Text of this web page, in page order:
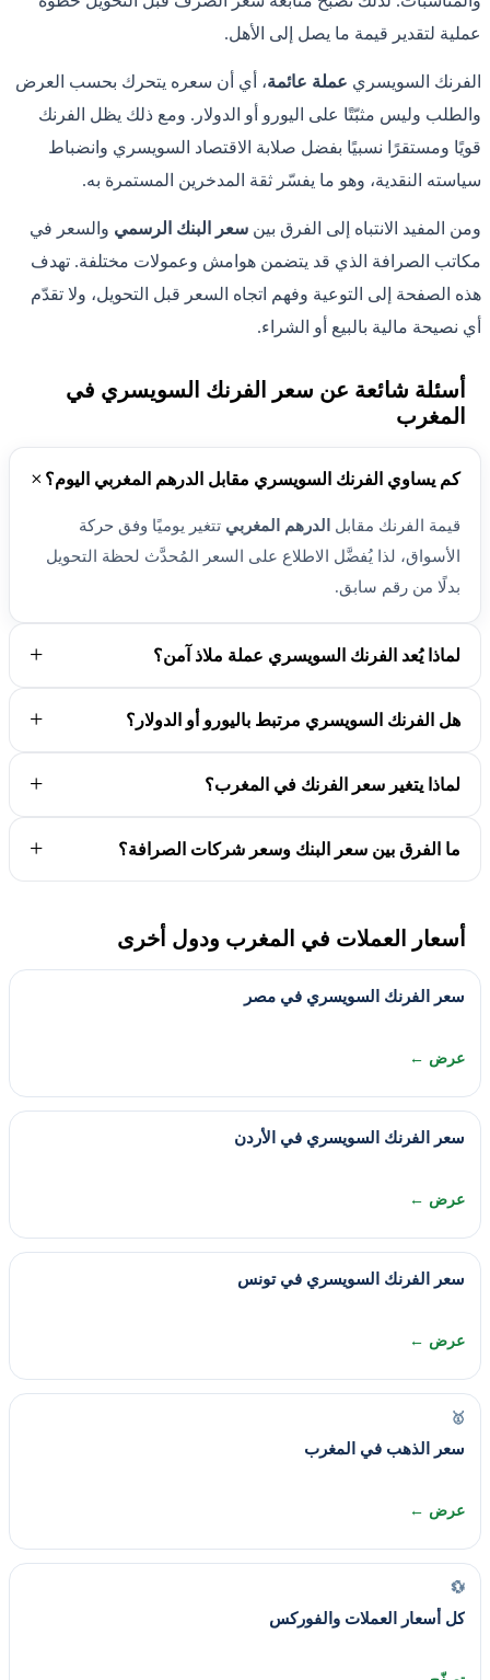
عملية لتقدير قيمة ما يصل إلى الأهل.
الفرنك السويسري عملة عائمة، أي أن سعره يتحرك بحسب العرض
والطلب وليس مثبّتًا على اليورو أو الدولار. ومع ذلك يظل الفرنك
قويًا ومستقرًا نسبيًا بفضل صلابة الاقتصاد السويسري وانضباط
سياسته النقدية، وهو ما يفسّر ثقة المدخرين المستمرة به.
ومن المفيد الانتباه إلى الفرق بين سعر البنك الرسمي والسعر في
مكاتب الصرافة الذي قد يتضمن هوامش وعمولات مختلفة. تهدف
هذه الصفحة إلى التوعية وفهم اتجاه السعر قبل التحويل، ولا تقدّم
أي نصيحة مالية بالبيع أو الشراء.
أسئلة شائعة عن سعر الفرنك السويسري في
المغرب
كم يساوي الفرنك السويسري مقابل الدرهم المغربي اليوم؟
قيمة الفرنك مقابل الدرهم المغربي تتغير يوميًا وفق حركة
الأسواق، لذا يُفضَّل الاطلاع على السعر المُحدَّث لحظة التحويل
بدلًا من رقم سابق.
لماذا يُعد الفرنك السويسري عملة ملاذ آمن؟
هل الفرنك السويسري مرتبط باليورو أو الدولار؟
لماذا يتغير سعر الفرنك في المغرب؟
ما الفرق بين سعر البنك وسعر شركات الصرافة؟
أسعار العملات في المغرب ودول أخرى
سعر الفرنك السويسري في مصر
عرض ←
سعر الفرنك السويسري في الأردن
عرض ←
سعر الفرنك السويسري في تونس
عرض ←
🥇
سعر الذهب في المغرب
عرض ←
💱
كل أسعار العملات والفوركس